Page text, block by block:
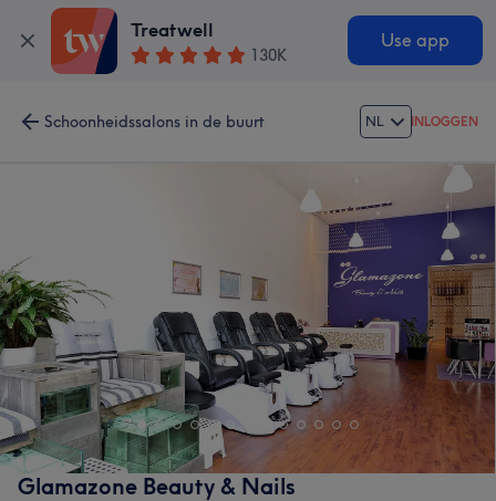
Treatwell
130K
Use app
Schoonheidssalons in de buurt NL INLOGGEN
Glamazone Beauty & Nails